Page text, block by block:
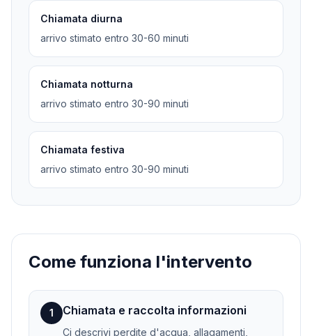
Chiamata diurna
arrivo stimato entro 30-60 minuti
Chiamata notturna
arrivo stimato entro 30-90 minuti
Chiamata festiva
arrivo stimato entro 30-90 minuti
Come funziona l'intervento
1 Chiamata e raccolta informazioni
Ci descrivi perdite d'acqua, allagamenti,